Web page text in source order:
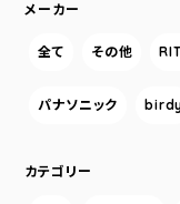
メーカー
全て その他
パナソニック
カテゴリー